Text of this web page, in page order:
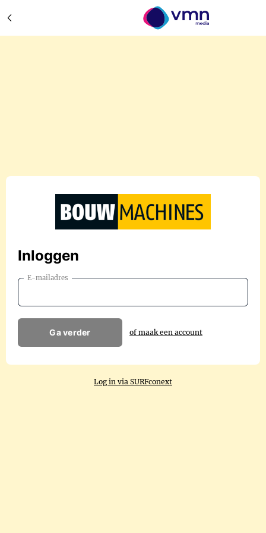
Inloggen
E-mailadres
Ga verder of maak een account
Log in via SURFconext